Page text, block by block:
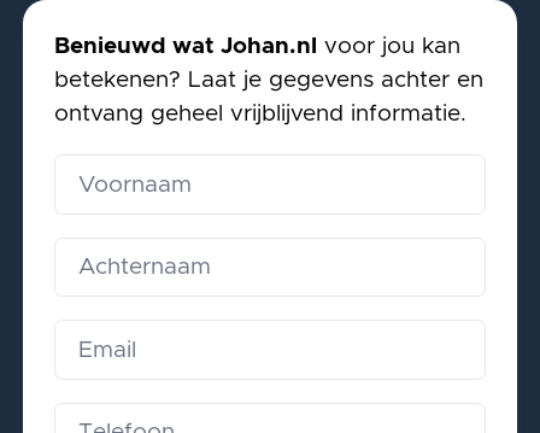
Benieuwd wat Johan.nl
voor jou kan
betekenen? Laat je gegevens achter en
ontvang geheel vrijblijvend informatie.